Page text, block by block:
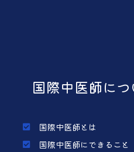
国際中医師につ
国際中医師とは
国際中医師にできること